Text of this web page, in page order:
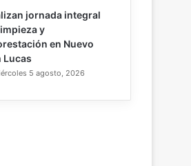
jornada integral
y
en Nuevo
Lucas
5 agosto, 2026